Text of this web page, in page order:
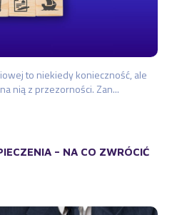
to niekiedy konieczność, ale
nią z przezorności. Zan...
– NA CO ZWRÓCIĆ